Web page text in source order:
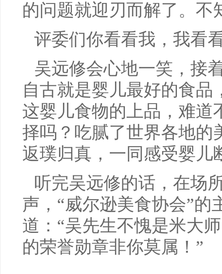
的问题就迎刃而解了。不
评委们你看看我，我看
吴远修会心地一笑，接
自古就是婴儿最好的食
这婴儿食物的上品，难道
择吗？吃腻了世界各地的
返璞归真，一同感受婴儿
听完吴远修的话，在场
声，“威尔逊美食协会”的
道：“吴先生不愧是米大
的荣誉勋章非你莫属！”